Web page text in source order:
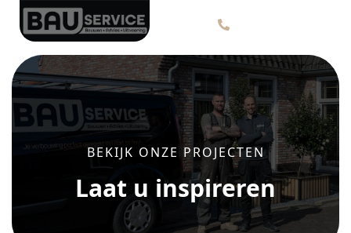
BEKIJK ONZE PROJECTEN
Laat u inspireren